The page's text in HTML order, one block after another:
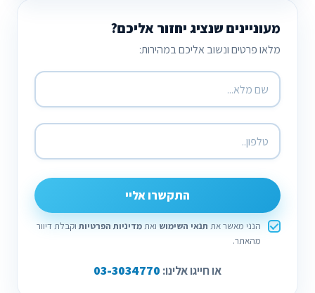
מעוניינים שנציג יחזור אליכם?
מלאו פרטים ונשוב אליכם במהירות:
התקשרו אליי
הנני מאשר את תנאי השימוש ואתמדיניות הפרטיות וקבלת דיוור
מהאתר.
או חייגו אלינו: 03-3034770